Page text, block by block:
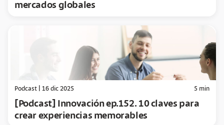
mercados globales
Podcast 16 dic 2025 5 min
[Podcast] Innovación ep.152. 10 claves para
crear experiencias memorables